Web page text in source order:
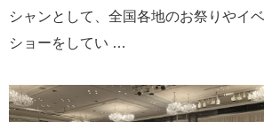
シャンとして、全国各地のお祭りやイ
ショーをしてい …